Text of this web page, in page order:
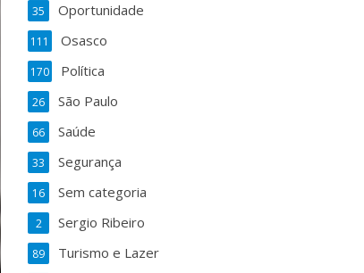
Oportunidade
35
Osasco
111
Política
170
São Paulo
26
Saúde
66
Segurança
33
Sem categoria
16
Sergio Ribeiro
2
Turismo e Lazer
89